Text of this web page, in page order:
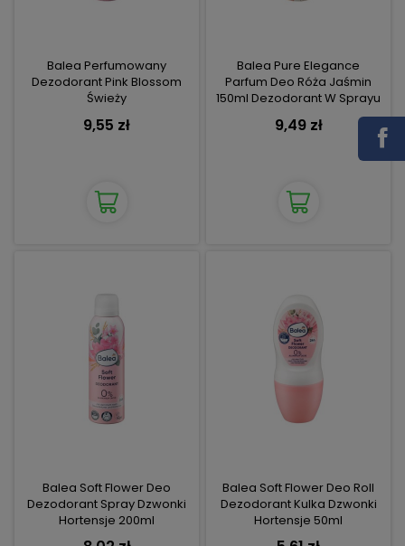
Balea Perfumowany
Dezodorant Pink Blossom
Świeży
9,55 zł
Balea Pure Elegance
Parfum Deo Róża Jaśmin
150ml Dezodorant W Sprayu
9,49 zł
Balea Soft Flower Deo
Dezodorant Spray Dzwonki
Hortensje 200ml
Balea Soft Flower Deo Roll
Dezodorant Kulka Dzwonki
Hortensje 50ml